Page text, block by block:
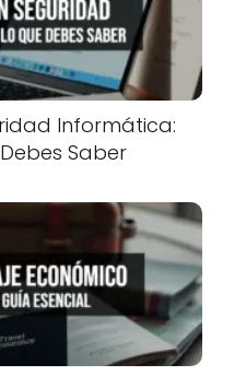
Informática:
Saber